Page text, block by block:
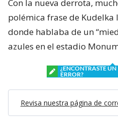
Con la nueva derrota,
polémica frase de Kudelka
donde hablaba de un
azules en el estadio
¿ENCONTRASTE UN
ERROR?
Revisa nuestra página de